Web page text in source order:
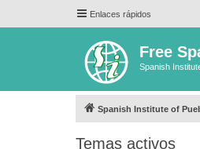
Enlaces rápidos
Free
Spanish
Spanish Institute of
Temas activos